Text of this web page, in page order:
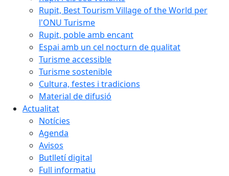
Rupit, Best Tourism Village of the World per
l'ONU Turisme
Rupit, poble amb encant
Espai amb un cel nocturn de qualitat
Turisme accessible
Turisme sostenible
Cultura, festes i tradicions
Material de difusió
Actualitat
Notícies
Agenda
Avisos
Butlletí digital
Full informatiu